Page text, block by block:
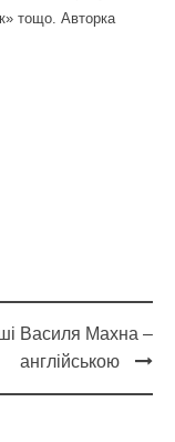
тощо. Авторка
Василя Махна –
англійською